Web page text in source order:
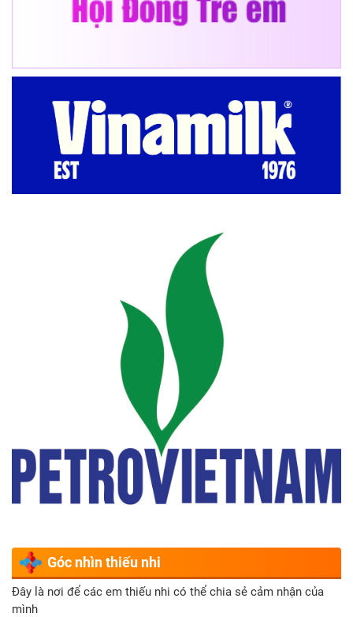
Góc nhìn thiếu nhi
Đây là nơi để các em thiếu nhi có thể chia sẻ cảm nhận của
mình